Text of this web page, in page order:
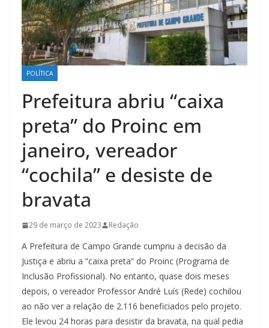
POLÍTICA
Prefeitura abriu “caixa
preta” do Proinc em
janeiro, vereador
“cochila” e desiste de
bravata
29 de março de 2023 Redação
A Prefeitura de Campo Grande cumpriu a decisão da
Justiça e abriu a “caixa preta” do Proinc (Programa de
Inclusão Profissional). No entanto, quase dois meses
depois, o vereador Professor André Luís (Rede) cochilou
ao não ver a relação de 2.116 beneficiados pelo projeto.
Ele levou 24 horas para desistir da bravata, na qual pedia